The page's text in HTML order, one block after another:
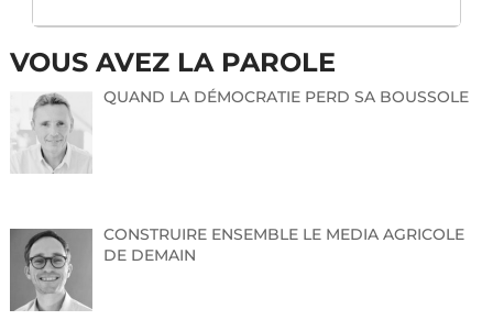
Conférence de presse à 10h30
Rue du cimetière (sur l’ancien site de la floriculture)
suivie d’un moment de convivialité.
Portes ouvertes et animations toute la journée
Je me tiens à votre disposition pour tout complément
d’information.
Tél : 03 88 20 83 65 – Port : 06 73 59 16 88
m.renck@ville-bischheim.fr
VOUS AVEZ LA PAROLE
QUAND LA DÉMOCRATIE PERD SA BOUSSOLE
CONSTRUIRE ENSEMBLE LE MEDIA AGRICOLE
DE DEMAIN